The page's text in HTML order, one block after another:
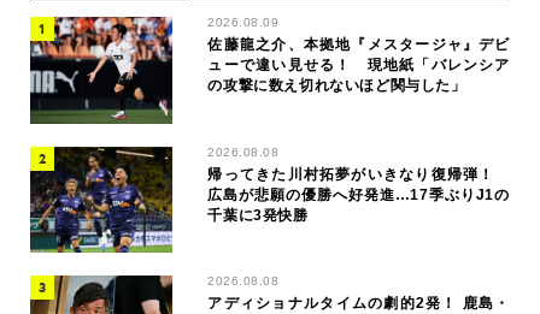
2026.08.09
佐藤龍之介、本拠地『メスタージャ』デビ
ューで違い見せる！ 現地紙「バレンシア
の攻撃に数え切れないほど関与した」
2026.08.08
帰ってきた川村拓夢がいきなり復帰弾！
広島が悲願の優勝へ好発進…17季ぶりJ1の
千葉に3発快勝
2026.08.08
アディショナルタイムの劇的2発！ 鹿島・